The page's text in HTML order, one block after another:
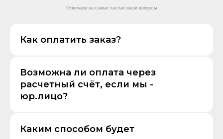
Отвечаем на самые частые ваши вопросы
Как оплатить заказ?
Возможна ли оплата через
расчетный счёт, если мы -
юр.лицо?
Каким способом будет